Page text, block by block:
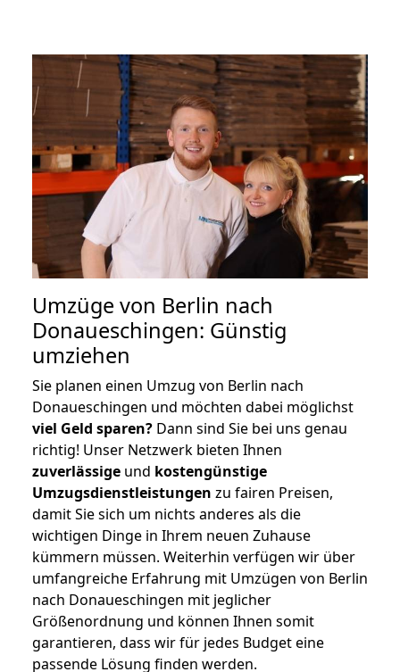
Umzüge von Berlin nach
Donaueschingen: Günstig
umziehen
Sie planen einen Umzug von Berlin nach
Donaueschingen und möchten dabei möglichst
viel Geld sparen? Dann sind Sie bei uns genau
richtig! Unser Netzwerk bieten Ihnen
zuverlässige und kostengünstige
Umzugsdienstleistungen zu fairen Preisen,
damit Sie sich um nichts anderes als die
wichtigen Dinge in Ihrem neuen Zuhause
kümmern müssen. Weiterhin verfügen wir über
umfangreiche Erfahrung mit Umzügen von Berlin
nach Donaueschingen mit jeglicher
Größenordnung und können Ihnen somit
garantieren, dass wir für jedes Budget eine
passende Lösung finden werden.